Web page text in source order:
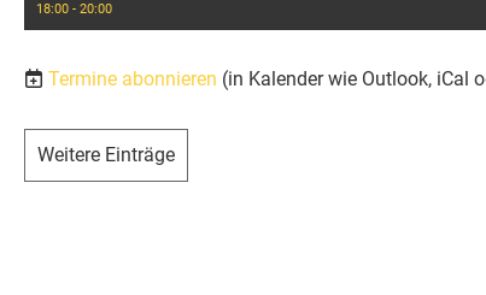
18:00 - 20:00
Termine abonnieren (in Kalender wie Outlook, iCal
Weitere Einträge